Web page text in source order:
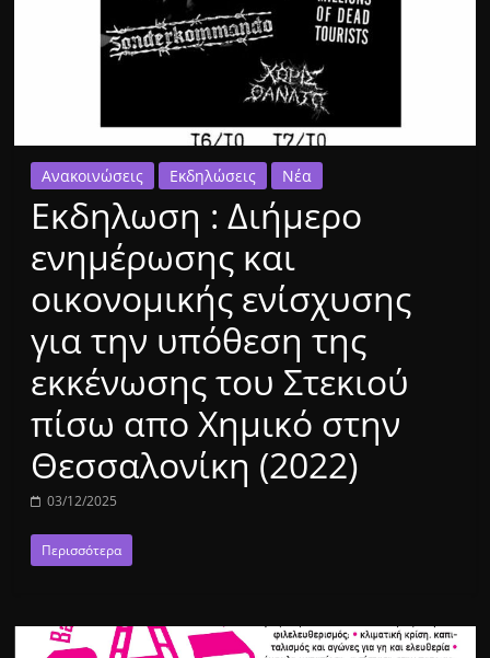
Ανακοινώσεις Εκδηλώσεις Νέα
Εκδηλωση : Διήμερο
ενημέρωσης και
οικονομικής ενίσχυσης
για την υπόθεση της
εκκένωσης του Στεκιού
πίσω απο Χημικό στην
Θεσσαλονίκη (2022)
03/12/2025
Περισσότερα